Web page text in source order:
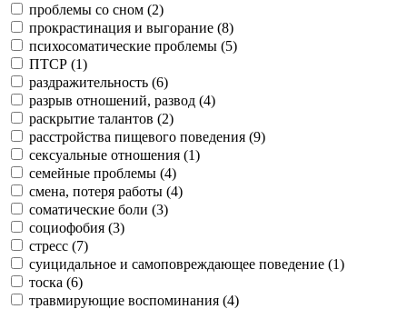
проблемы со сном (2)
прокрастинация и выгорание (8)
психосоматические проблемы (5)
ПТСР (1)
раздражительность (6)
разрыв отношений, развод (4)
раскрытие талантов (2)
расстройства пищевого поведения (9)
сексуальные отношения (1)
семейные проблемы (4)
смена, потеря работы (4)
соматические боли (3)
социофобия (3)
стресс (7)
суицидальное и самоповреждающее поведение (1)
тоска (6)
травмирующие воспоминания (4)